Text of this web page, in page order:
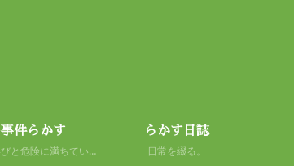
事件らかす
人生は喜びと危険に満ちている。 だから面白い。
らかす日誌
日常を綴る。